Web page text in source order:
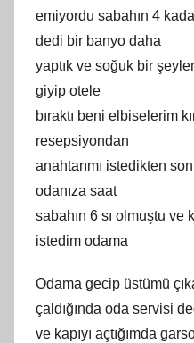
emiyordu sabahın 4
dedi bir banyo daha
yaptık ve soğuk bir
giyip otele
bıraktı beni elbiselerim
resepsiyondan
anahtarımı istedikten
odanıza saat
sabahın 6 sı olmuştu ve
istedim odama
Odama gecip üstümü
çaldığında oda servisi
ve kapıyı açtığımda